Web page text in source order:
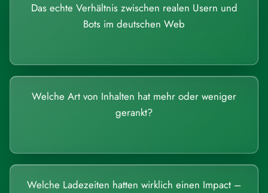
Das echte Verhältnis zwischen realen Usern und
Bots im deutschen Web
Welche Art von Inhalten hat mehr oder weniger
gerankt?
Welche Ladezeiten hatten wirklich einen Impact –